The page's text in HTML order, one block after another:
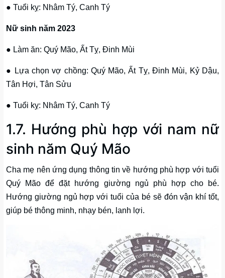
● Tuổi kỵ: Nhâm Tý, Canh Tý
Nữ sinh năm 2023
● Làm ăn: Quý Mão, Ất Tỵ, Đinh Mùi
● Lựa chọn vợ chồng: Quý Mão, Ất Tỵ, Đinh Mùi, Kỷ Dậu,
Tân Hợi, Tân Sửu
● Tuổi kỵ: Nhâm Tý, Canh Tý
1.7. Hướng phù hợp với nam nữ
sinh năm Quý Mão
Cha mẹ nên ứng dụng thông tin về hướng phù hợp với tuổi
Quý Mão để đặt hướng giường ngủ phù hợp cho bé.
Hướng giường ngủ hợp với tuổi của bé sẽ đón vận khí tốt,
giúp bé thông minh, nhạy bén, lanh lợi.